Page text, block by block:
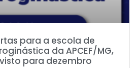
para a escola de
da APCEF/MG,
para dezembro